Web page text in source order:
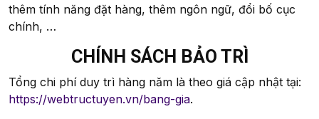
thêm tính năng đặt hàng, thêm ngôn ngữ, đổi bố cục
chính, …
CHÍNH SÁCH BẢO TRÌ
Tổng chi phí duy trì hàng năm là theo giá cập nhật tại:
https://webtructuyen.vn/bang-gia.